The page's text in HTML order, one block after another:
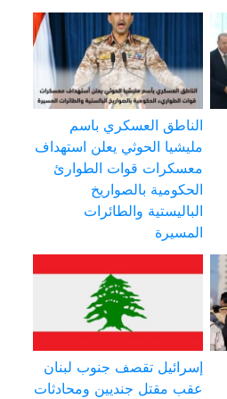
الناطق العسكري باسم
مليشيا الحوثي يعلن استهداف
معسكرات قوات الطوارئ
الحكومية بالصواريخ
الباليستية والطائرات
المسيرة
إسرائيل تقصف جنوب لبنان
عقب مقتل جنديين ومحادثات